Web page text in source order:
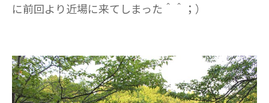
に前回より近場に来てしまった＾＾；）